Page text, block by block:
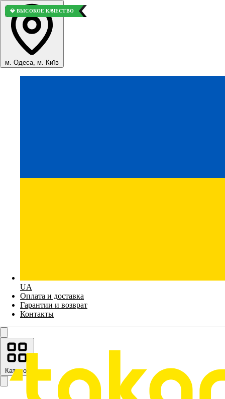
м. Одеса, м. Київ
UA
Оплата и доставка
Гарантии и возврат
Контакты
Каталог
💎 ВЫСОКОЕ КАЧЕСТВО
💎 ВЫСОКОЕ КАЧЕСТВО
⭐ ВЫБОР ПОКУПАТЕЛЕЙ
💎 ВЫСОКОЕ КАЧЕСТВО